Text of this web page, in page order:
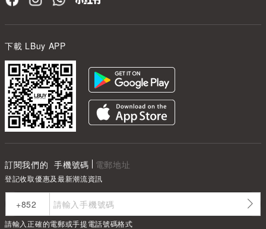
下載 LBuy APP
訂閱我們的 手機號碼 電郵地址
登記收取優惠及最新潮流資訊
請輸入正確的電郵或手提電話號碼格式